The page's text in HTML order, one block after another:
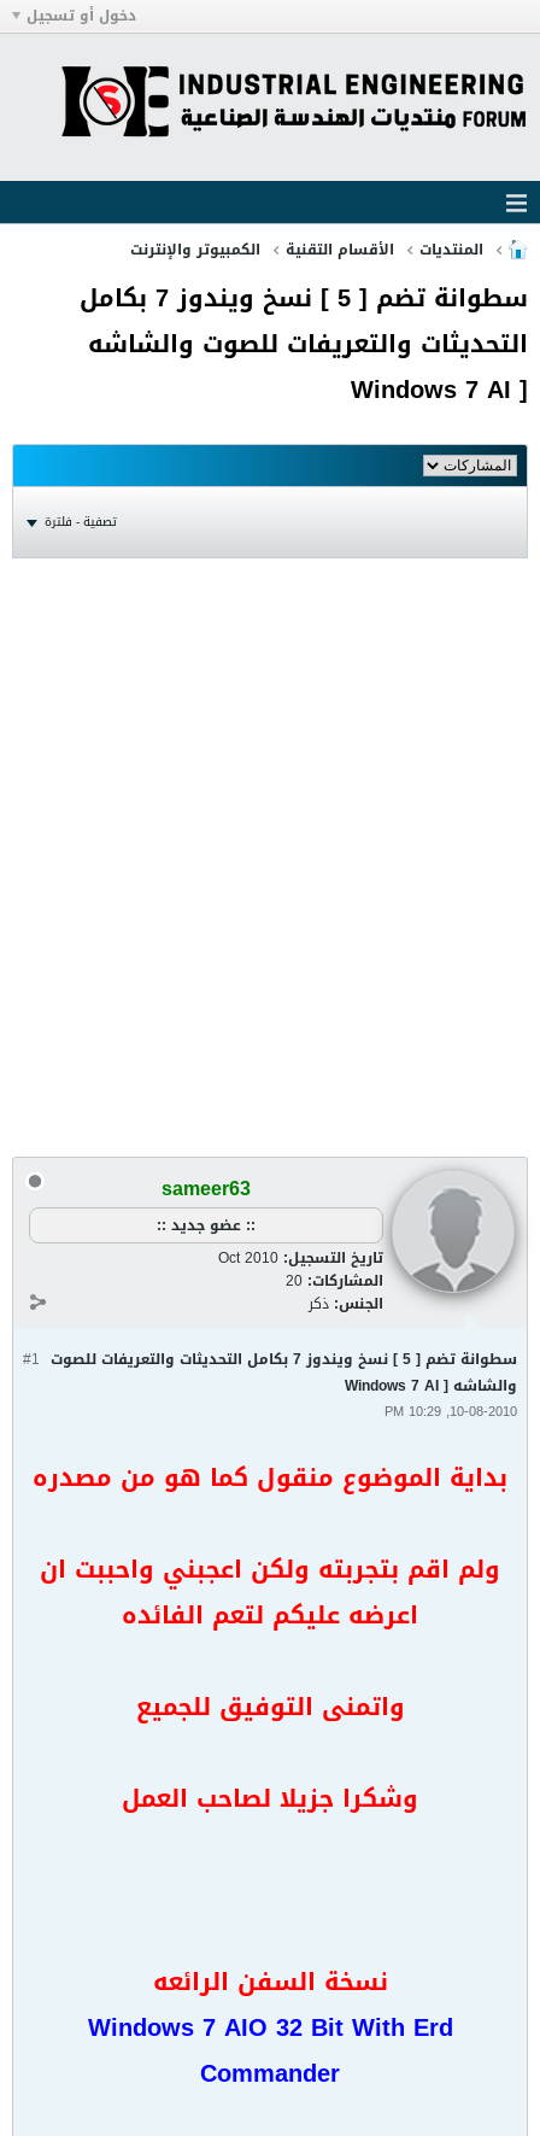
دخول أو تسجيل
المنتديات الأقسام التقنية الكمبيوتر والإنترنت
سطوانة تضم [ 5 ] نسخ ويندوز 7 بكامل
التحديثات والتعريفات للصوت والشاشه
[ Windows 7 AI
تصفية - فلترة
sameer63
:: عضو جديد ::
تاريخ التسجيل: Oct 2010
المشاركات: 20
الجنس: ذكر
#1 سطوانة تضم [ 5 ] نسخ ويندوز 7 بكامل التحديثات والتعريفات للصوت
والشاشه [ Windows 7 AI
10-08-2010, 10:29 PM
بداية الموضوع منقول كما هو من مصدره
ولم اقم بتجربته ولكن اعجبني واحببت ان
اعرضه عليكم لتعم الفائده
واتمنى التوفيق للجميع
وشكرا جزيلا لصاحب العمل
نسخة السفن الرائعه
Windows 7 AIO 32 Bit With Erd
Commander